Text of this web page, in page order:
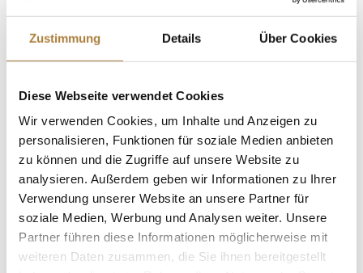
Zustimmung Details Über Cookies
Diese Webseite verwendet Cookies
Wir verwenden Cookies, um Inhalte und Anzeigen zu
personalisieren, Funktionen für soziale Medien anbieten
zu können und die Zugriffe auf unsere Website zu
analysieren. Außerdem geben wir Informationen zu Ihrer
Verwendung unserer Website an unsere Partner für
soziale Medien, Werbung und Analysen weiter. Unsere
Partner führen diese Informationen möglicherweise mit
weiteren Daten zusammen, die Sie ihnen bereitgestellt
Erinnerung an eine Legende Eine besondere Rarität
wechselte am Samstagnachmittag im Rahmen des
LONGINES Balve Optimums den Besitzer: Auf dem
zugunsten der Stiftung Deutscher Pferdesport
Ein besonderes Stück Geschichte für den guten
Zweck versteigert
von Insa Strothmann|22. April 2026|Allgemein,
News